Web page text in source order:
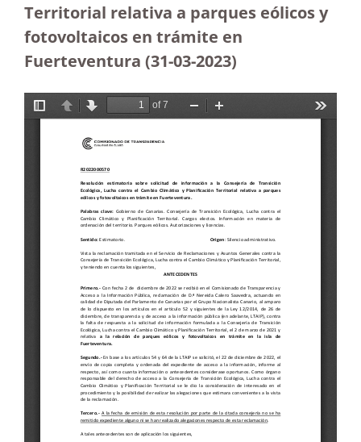
Territorial relativa a parques eólicos y
fotovoltaicos en trámite en
Fuerteventura (31-03-2023)